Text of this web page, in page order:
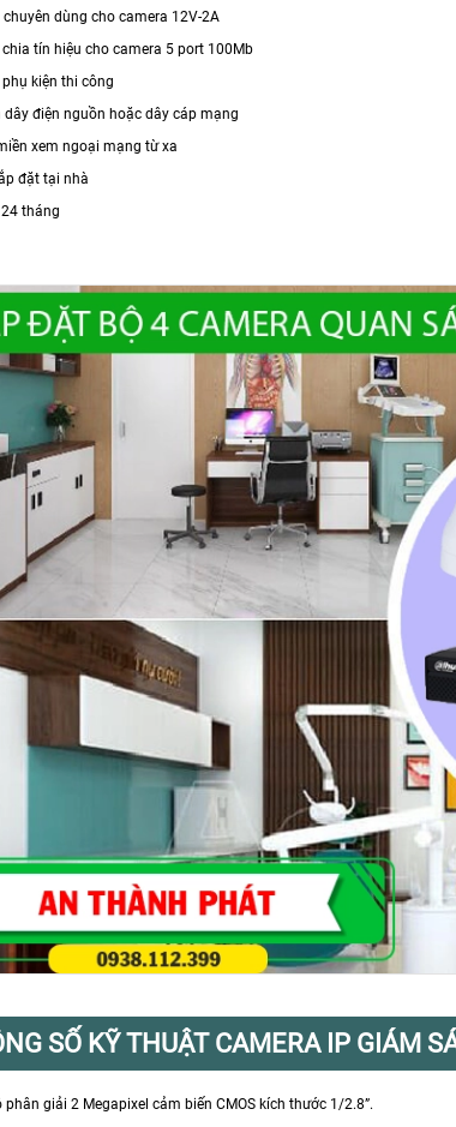
dùng cho camera 12V-2A
chia tín hiệu cho camera 5 port 100Mb
phụ kiện thi công
dây điện nguồn hoặc dây cáp mạng
xem ngoại mạng từ xa
đặt tại nhà
tháng
SỐ KỸ THUẬT CAMERA IP GIÁM
phân giải 2 Megapixel cảm biến CMOS kích thước 1/2.8”.